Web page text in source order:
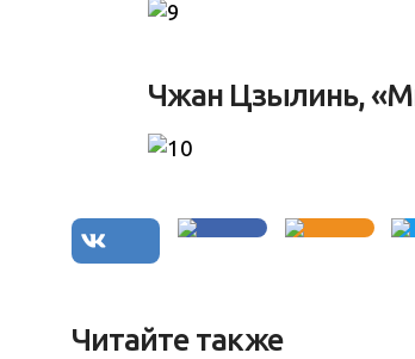
Чжан Цзылинь,
Читайте также